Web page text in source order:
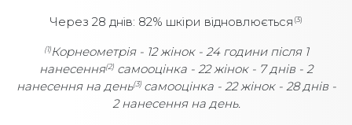
Через 28 днів: 82% шкіри відновлюється (3)
(1)Корнеометрія - 12 жінок - 24 години після 1
нанесення(2) самооцінка - 22 жінок - 7 днів - 2
нанесення на день(3) самооцінка- 22 жінок - 28 днів -
2 нанесення на день.